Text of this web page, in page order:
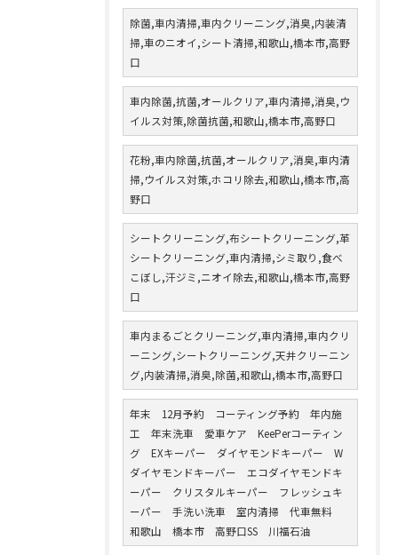
除菌,車内清掃,車内クリーニング,消臭,内装清
掃,車のニオイ,シート清掃,和歌山,橋本市,高野
口
車内除菌,抗菌,オールクリア,車内清掃,消臭,ウ
イルス対策,除菌抗菌,和歌山,橋本市,高野口
花粉,車内除菌,抗菌,オールクリア,消臭,車内清
掃,ウイルス対策,ホコリ除去,和歌山,橋本市,高
野口
シートクリーニング,布シートクリーニング,革
シートクリーニング,車内清掃,シミ取り,食べ
こぼし,汗ジミ,ニオイ除去,和歌山,橋本市,高野
口
車内まるごとクリーニング,車内清掃,車内クリ
ーニング,シートクリーニング,天井クリーニン
グ,内装清掃,消臭,除菌,和歌山,橋本市,高野口
年末 12月予約 コーティング予約 年内施
工 年末洗車 愛車ケア KeePerコーティン
グ EXキーパー ダイヤモンドキーパー W
ダイヤモンドキーパー エコダイヤモンドキ
ーパー クリスタルキーパー フレッシュキ
ーパー 手洗い洗車 室内清掃 代車無料
和歌山 橋本市 高野口SS 川福石油